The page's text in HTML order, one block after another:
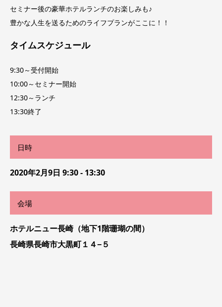
セミナー後の豪華ホテルランチのお楽しみも♪
豊かな人生を送るためのライフプランがここに！！
タイムスケジュール
9:30～受付開始
10:00～セミナー開始
12:30～ランチ
13:30終了
日時
2020年2月9日 9:30 - 13:30
会場
ホテルニュー長崎（地下1階珊瑚の間）
長崎県長崎市大黒町１４−５